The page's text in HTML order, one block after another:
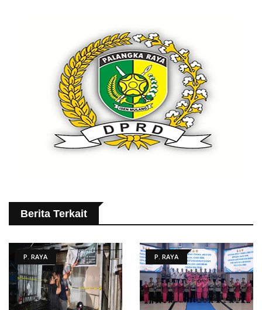
Berita Terkait
P. RAYA P. RAYA